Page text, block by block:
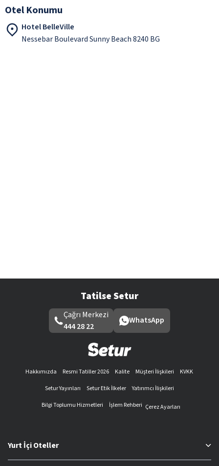
Otel Konumu
Hotel BelleVille
Nessebar Boulevard Sunny Beach 8240 BG
Tatilse Setur
Çağrı Merkezi
444 28 22
WhatsApp
Hakkımızda Resmi Tatiller 2026 Kalite Müşteri İlişkileri
KVKK
Setur Yayınları
Setur Etik İlkeler
Yatırımcı İlişkileri
Bilgi Toplumu Hizmetleri
İşlem Rehberi Çerez Ayarları
Yurt İçi Oteller